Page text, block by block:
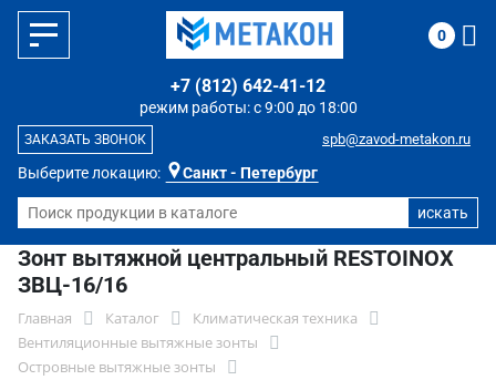
Выберите локацию: Санкт - Петербург
режим работы: с 9:00 до 18:00
+7 (812) 642-41-12
spb@zavod-metakon.ru
ЗАКАЗАТЬ ЗВОНОК
0
Зонт вытяжной центральный RESTOINOX
ЗВЦ-16/16
Главная Каталог
Климатическая техника
Вентиляционные вытяжные зонты
Островные вытяжные зонты